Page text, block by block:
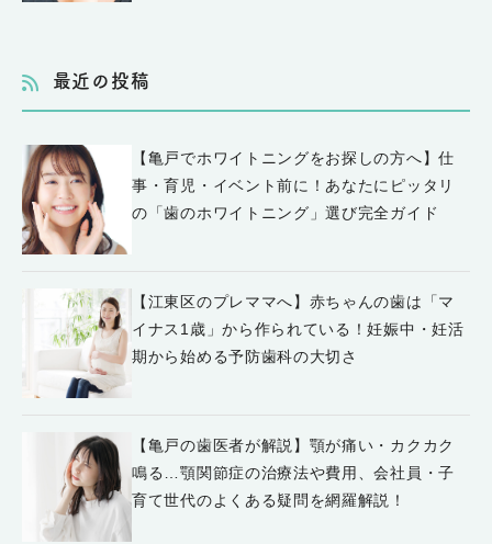
最近の投稿
【亀戸でホワイトニングをお探しの方へ】仕
事・育児・イベント前に！あなたにピッタリ
の「歯のホワイトニング」選び完全ガイド
【江東区のプレママへ】赤ちゃんの歯は「マ
イナス1歳」から作られている！妊娠中・妊活
期から始める予防歯科の大切さ
【亀戸の歯医者が解説】顎が痛い・カクカク
鳴る…顎関節症の治療法や費用、会社員・子
育て世代のよくある疑問を網羅解説！